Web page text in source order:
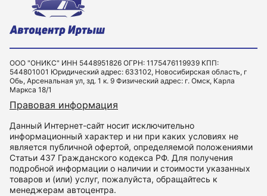
ООО "ОНИКС" ИНН 5448951826 ОГРН: 1175476119939 КПП:
544801001 Юридический адрес: 633102, Новосибирская область, г
Обь, Арсенальная ул, зд. 1 к. 9 Физический адрес: г. Омск, Карла
Маркса 18/1
Правовая информация
Данный Интернет-сайт носит исключительно
информационный характер и ни при каких условиях не
является публичной офертой, определяемой положениями
Статьи 437 Гражданского кодекса РФ. Для получения
подробной информации о наличии и стоимости указанных
товаров и (или) услуг, пожалуйста, обращайтесь к
менеджерам автоцентра.